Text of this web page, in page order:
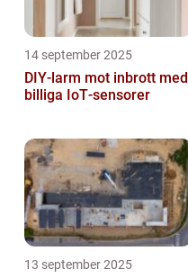
14 september 2025
DIY‑larm mot inbrott med
billiga IoT‑sensorer
13 september 2025